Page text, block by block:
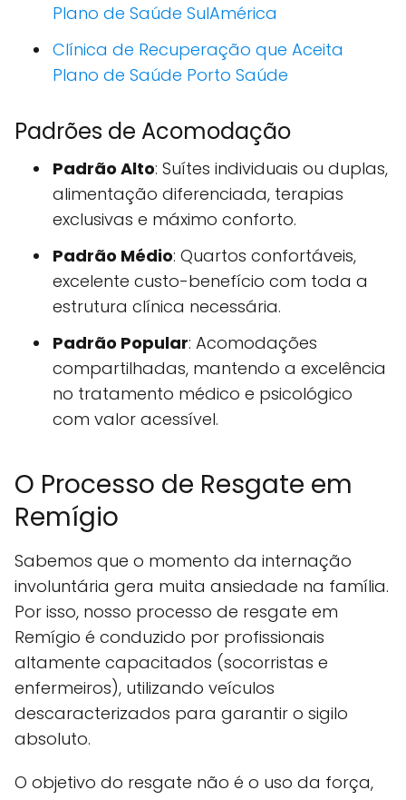
Plano de Saúde SulAmérica
Clínica de Recuperação que Aceita
Plano de Saúde Porto Saúde
Padrões de Acomodação
Padrão Alto: Suítes individuais ou duplas,
alimentação diferenciada, terapias
exclusivas e máximo conforto.
Padrão Médio: Quartos confortáveis,
excelente custo-benefício com toda a
estrutura clínica necessária.
Padrão Popular: Acomodações
compartilhadas, mantendo a excelência
no tratamento médico e psicológico
com valor acessível.
O Processo de Resgate em
Remígio
Sabemos que o momento da internação
involuntária gera muita ansiedade na família.
Por isso, nosso processo de resgate em
Remígio é conduzido por profissionais
altamente capacitados (socorristas e
enfermeiros), utilizando veículos
descaracterizados para garantir o sigilo
absoluto.
O objetivo do resgate não é o uso da força,